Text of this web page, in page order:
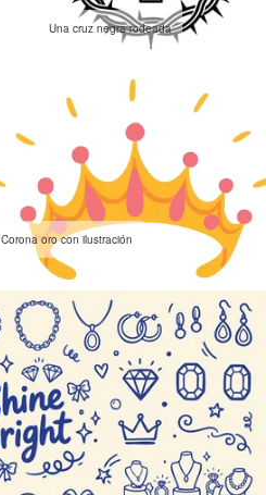
Una cruz negra rodeada
Corona oro con ilustración